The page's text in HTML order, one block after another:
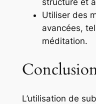
structuré et
Utiliser des
avancées,
méditation.
L’utilisation de